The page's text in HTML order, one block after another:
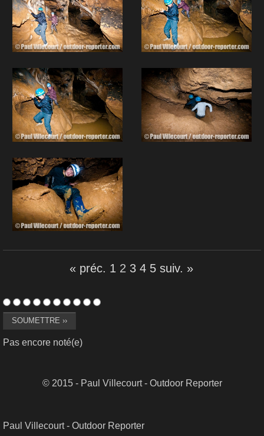
« préc. 1 2 3 4 5 suiv. »
Pas encore noté(e)
© 2015 - Paul Villecourt - Outdoor Reporter
Paul Villecourt - Outdoor Reporter